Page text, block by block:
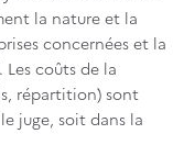
par exemple).
la nature et la
concernées et la
coûts de la
répartition) sont
juge, soit dans la